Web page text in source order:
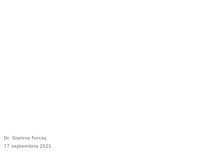
Dr. Gianina Farcaș
17 septembrie 2025